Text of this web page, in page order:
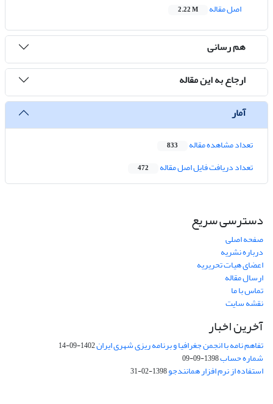
اصل مقاله
2.22 M
هم رسانی
ارجاع به این مقاله
آمار
تعداد مشاهده مقاله 833
تعداد دریافت فایل اصل مقاله 472
دسترسی سریع
صفحه اصلی
درباره نشریه
اعضای هیات تحریریه
ارسال مقاله
تماس با ما
نقشه سایت
آخرین اخبار
تفاهم نامه با انجمن جغرافیا و برنامه ریزی شهری ایران1402-09-14
شماره حساب1398-09-09
استفاده از نرم افزار همانندجو1398-02-31